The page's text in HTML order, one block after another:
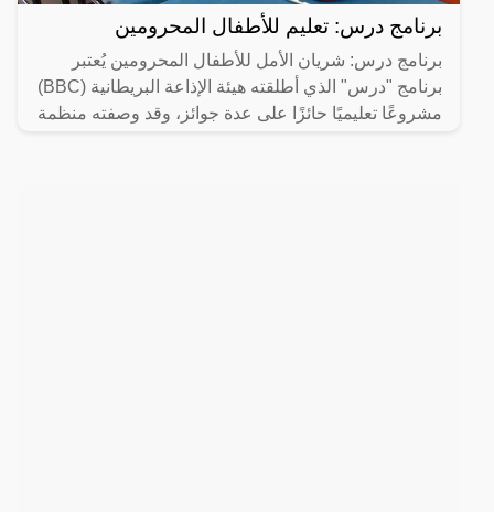
برنامج درس: تعليم للأطفال المحرومين
برنامج درس: شريان الأمل للأطفال المحرومين يُعتبر
برنامج "درس" الذي أطلقته هيئة الإذاعة البريطانية (BBC)
مشروعًا تعليميًا حائزًا على عدة جوائز، وقد وصفته منظمة